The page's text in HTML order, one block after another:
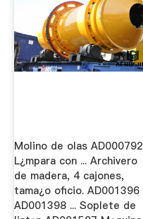
Molino de olas AD000792
L¿mpara con ... Archivero
de madera, 4 cajones,
tama¿o oficio. AD001396
AD001398 ... Soplete de